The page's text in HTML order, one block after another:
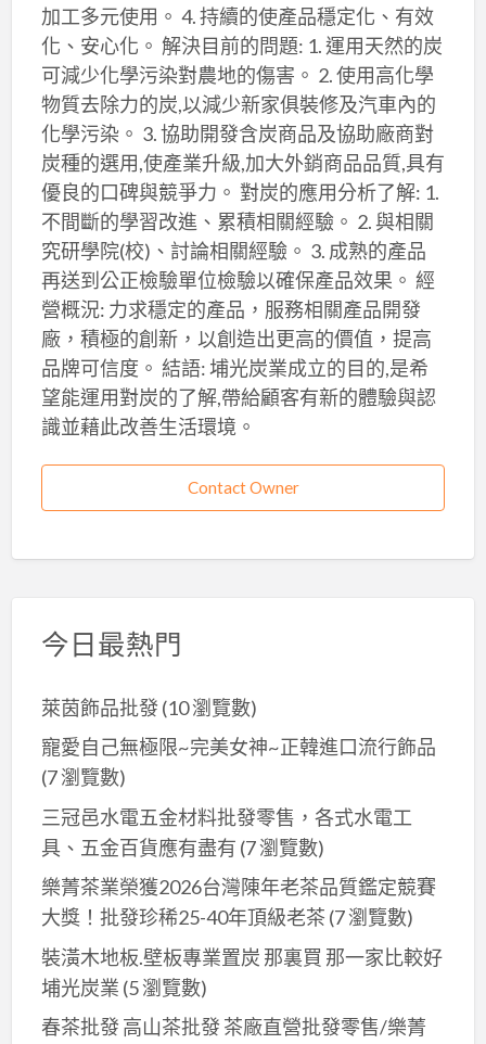
加工多元使用。 4. 持續的使產品穩定化、有效
化、安心化。 解決目前的問題: 1. 運用天然的炭
可減少化學污染對農地的傷害。 2. 使用高化學
物質去除力的炭,以減少新家俱裝修及汽車內的
化學污染。 3. 協助開發含炭商品及協助廠商對
炭種的選用,使產業升級,加大外銷商品品質,具有
優良的口碑與競爭力。 對炭的應用分析了解: 1.
不間斷的學習改進、累積相關經驗。 2. 與相關
究研學院(校)、討論相關經驗。 3. 成熟的產品
再送到公正檢驗單位檢驗以確保產品效果。 經
營概況: 力求穩定的產品，服務相關產品開發
廠，積極的創新，以創造出更高的價值，提高
品牌可信度。 結語: 埔光炭業成立的目的,是希
望能運用對炭的了解,帶給顧客有新的體驗與認
識並藉此改善生活環境。
Contact Owner
今日最熱門
萊茵飾品批發(10 瀏覽數)
寵愛自己無極限~完美女神~正韓進口流行飾品
(7 瀏覽數)
三冠邑水電五金材料批發零售，各式水電工
具、五金百貨應有盡有 (7 瀏覽數)
樂菁茶業榮獲2026台灣陳年老茶品質鑑定競賽
大獎！批發珍稀25-40年頂級老茶 (7 瀏覽數)
裝潢木地板.壁板專業置炭 那裏買 那一家比較好
埔光炭業 (5 瀏覽數)
春茶批發 高山茶批發 茶廠直營批發零售/樂菁